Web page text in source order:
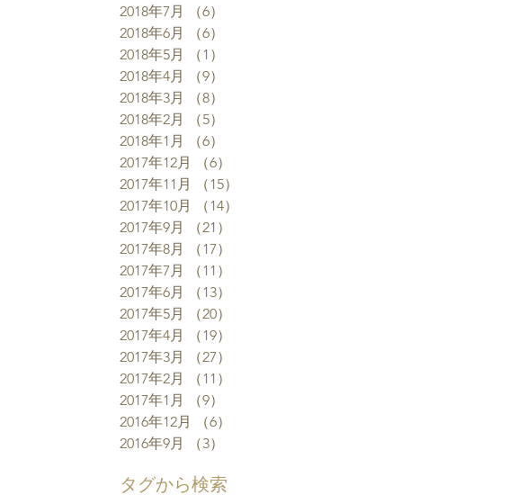
2018年7月
（6）
2018年6月
（6）
2018年5月
（1）
2018年4月
（9）
2018年3月
（8）
2018年2月
（5）
2018年1月
（6）
2017年12月
（6）
2017年11月
（15）
2017年10月
（14）
2017年9月
（21）
2017年8月
（17）
2017年7月
（11）
2017年6月
（13）
2017年5月
（20）
2017年4月
（19）
2017年3月
（27）
2017年2月
（11）
2017年1月
（9）
2016年12月
（6）
2016年9月
（3）
タグから検索